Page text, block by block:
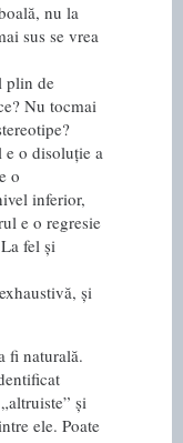
nu la
sus se vrea
plin de
Nu tocmai
e o disoluție a
o
inferior,
e o regresie
fel și
și
fi naturală.
și
ele. Poate